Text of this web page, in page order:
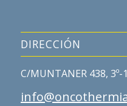
DIRECCIÓN
C/MUNTANER 438, 3º-